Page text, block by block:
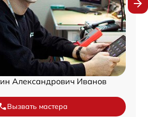
Александрович Иванов
Вызвать мастера